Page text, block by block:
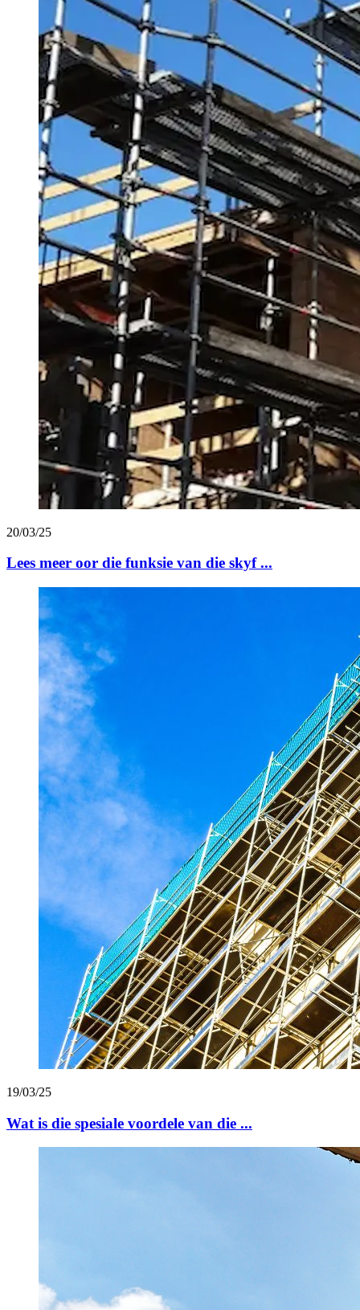
20/03/25
Lees meer oor die funksie van die skyf ...
19/03/25
Wat is die spesiale voordele van die ...